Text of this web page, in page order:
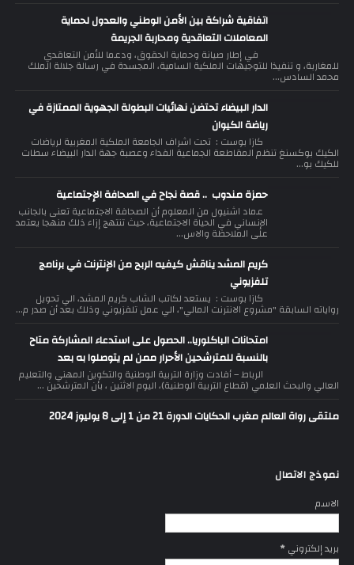
اتفاقية شراكة بين الأمن الوطني والعدول لحماية
المعاملات التعاقدية ومحاربة الجريمة
في إطار صيانة وحماية الحقوق، ودعما للأمن التعاقدي
للمغاربة، و تنفيذا للتوجيهات الملكية السامية، المجسدة في رسالة جلالة الملك
محمد السادس...
الدار البيضاء تحتضن نهائيات البطولة الجهوية الممتازة في
رياضة الكيوان
كازا بوست : تحت اشراف الجامعة الملكية المغربية لرياضات
الكيك بوكسنغ تنظم المقاطعة الجماعية الفداء وعصبة جهة الدار البيضاء سطات
للكيك بو...
حمزة مندوب .. قصة نجاح في الصحافة الإجتماعية
عماد اشنيول من المعلوم أن الصحافة الاجتماعية تعنى بالجانب
الإنساني في الحياة الاجتماعية، حيث تنتهج إزاء ذلك منهجا يعتمد
على الملاحظة والاس...
كريم المشد يناقش كيفيه الربح من الإنترنت في برنامج
تلفزيوني
كازا بوست : يستعد لكاتب الشاب كريم المشد، الي تحويل
رواياته السابقة "مشروع الانترنت المالي"، الي عمل تلفزيوني وذلك بعد أن صدر م...
امتحانات الباكلوريا.. الحصول على استدعاء المشاركة متاح
بالنسبة للمترشحين الأحرار ممن لم يتوصلوا به بعد
الرباط – أفادت وزارة التربية الوطنية والتكوين المهني والتعليم
العالي والبحث العلمي (قطاع التربية الوطنية)، اليوم الاثنين ، بأن المترشحين ...
ملتقى رواة العالم مغرب الحكايات الدورة 21 من 1 إلى 8 يوليوز 2024
نموذج الاتصال
الاسم
بريد إلكتروني*